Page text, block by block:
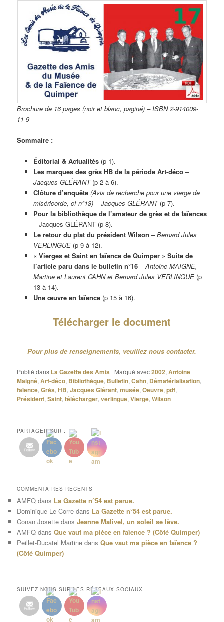
Brochure de 16 pages (noir et blanc, paginé) – ISBN 2-914009-
11-9
Sommaire :
Éditorial & Actualités(p 1).
Les marques des grès HB de la période Art-déco–
Jacques GLÉRANT(p 2 à 6).
Clôture d’enquête (Avis de recherche pour une vierge de
miséricorde, cf n°13) –Jacques GLÉRANT(p 7).
Pour la bibliothèque de l’amateur de grès et de faïences
– Jacques GLÉRANT (p 8).
Le retour du plat du président Wilson –Bernard Jules
VERLINGUE (p 9 à 12).
« Vierges et Saint en faïence de Quimper » Suite de
l’article paru dans le bulletin n°16–Antoine MAIGNE,
Martine et Laurent CAHN et Bernard Jules VERLINGUE (p
13 à 14).
Une œuvre en faïence (p 15 à 16).
Télécharger le document
Pour plus de renseignements, veuillez nous contacter.
Publié dans La Gazette des Amis | Marqué avec2002,Antoine
Maigné,Art-déco, Bibliothèque, Bulletin,Cahn, Dématérialisation,
faïence,Grès,HB,Jacques Glérant,musée,Oeuvre,pdf,
Président,Saint,télécharger,verlingue,Vierge,Wilson
PARTAGER SUR :
COMMENTAIRES RÉCENTS
AMFQ dans La Gazette n°54 est parue.
Dominique Le Corre dans La Gazette n°54 est parue.
Conan Josette dansJeanne Malivel, un soleil se lève.
AMFQ dansQue vaut ma pièce en faïence ? (Côté Quimper)
Peillet-Ducatel Martine dansQue vaut ma pièce en faïence ?
(Côté Quimper)
SUIVEZ-NOUS SUR LES RÉSEAUX SOCIAUX